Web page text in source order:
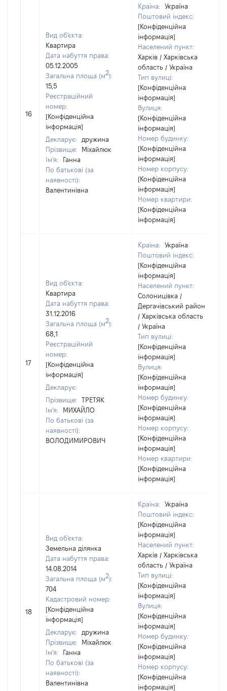
16
Вид об'єкта:
Квартира
Дата набуття права:
05.12.2005
Загальна площа (м2):
15,5
Реєстраційний
номер:
[Конфіденційна
інформація]
Декларує:
дружина
Прізвище:
Міхайлюк
Ім'я:
Ганна
По батькові (за
наявності):
Валентинівна
Країна:
Україна
Поштовий індекс:
[Конфіденційна
інформація]
Населений пункт:
Харків / Харківська
область / Україна
Тип вулиці:
[Конфіденційна
інформація]
Вулиця:
[Конфіденційна
інформація]
Номер будинку:
[Конфіденційна
інформація]
Номер корпусу:
[Конфіденційна
інформація]
Номер квартири:
[Конфіденційна
інформація]
17
Вид об'єкта:
Квартира
Дата набуття права:
31.12.2016
Загальна площа (м2):
68,1
Реєстраційний
номер:
[Конфіденційна
інформація]
Декларує:
Прізвище:
ТРЕТЯК
Ім'я:
МИХАЙЛО
По батькові (за
наявності):
ВОЛОДИМИРОВИЧ
Країна:
Україна
Поштовий індекс:
[Конфіденційна
інформація]
Населений пункт:
Солоницівка /
Дергачівський район
/ Харківська область
/ Україна
Тип вулиці:
[Конфіденційна
інформація]
Вулиця:
[Конфіденційна
інформація]
Номер будинку:
[Конфіденційна
інформація]
Номер корпусу:
[Конфіденційна
інформація]
Номер квартири:
[Конфіденційна
інформація]
18
Вид об'єкта:
Земельна ділянка
Дата набуття права:
14.08.2014
Загальна площа (м2):
704
Кадастровий номер:
[Конфіденційна
інформація]
Декларує:
дружина
Прізвище:
Міхайлюк
Ім'я:
Ганна
По батькові (за
наявності):
Валентинівна
Країна:
Україна
Поштовий індекс:
[Конфіденційна
інформація]
Населений пункт:
Харків / Харківська
область / Україна
Тип вулиці:
[Конфіденційна
інформація]
Вулиця:
[Конфіденційна
інформація]
Номер будинку:
[Конфіденційна
інформація]
Номер корпусу:
[Конфіденційна
інформація]